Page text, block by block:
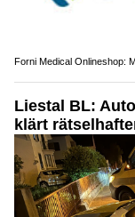
Forni Medical Onlineshop:
Liestal BL:
klärt